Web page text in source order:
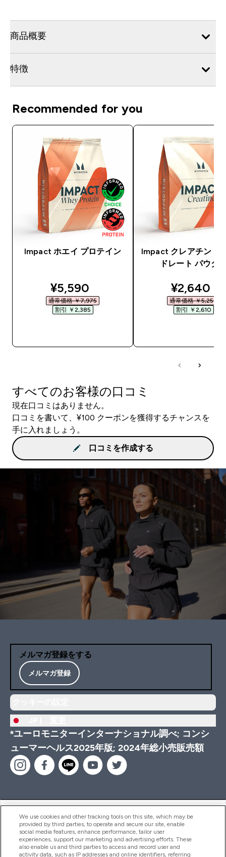
商品概要
特徴
Recommended for you
Impact ホエイ プロテイン
discounted price
¥5,590‎
通常価格 ￥7,975‎
割引 ￥2,385‎
Impact クレアチン モ
ドレート パウダ
¥2,640‎
通常価格 ￥5,250‎
割引 ￥2,610‎
すべてのお客様の口コミ
現在口コミはありません。
口コミを書いて、¥100 クーポンを獲得するチャンスを
手に入れましょう。
口コミを作成する
メルマガ登録をする
メルマガ登録
*ユーロモニターインターナショナル調べ; コンシ
ューマーヘルス2025年版; 2024年総小売販売額
ヘルプ＆ガイド
商品について
We use cookies and other tracking tools on this site, which may be
provided by third parties, to operate and secure our site, enable
social media features, enhance performance, tailor user
experiences, support our marketing and advertising efforts. These
also enable us and third parties to access and record user and
activity data, such as IP addresses and online identifiers, referring